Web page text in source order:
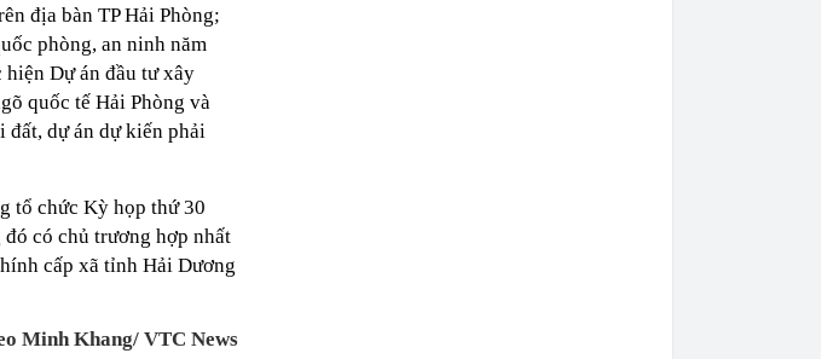
địa bàn TP Hải Phòng;
phòng, an ninh năm
Dự án đầu tư xây
quốc tế Hải Phòng và
đất, dự án dự kiến phải
tổ chức Kỳ họp thứ 30
có chủ trương hợp nhất
cấp xã tỉnh Hải Dương
Minh Khang/ VTC News